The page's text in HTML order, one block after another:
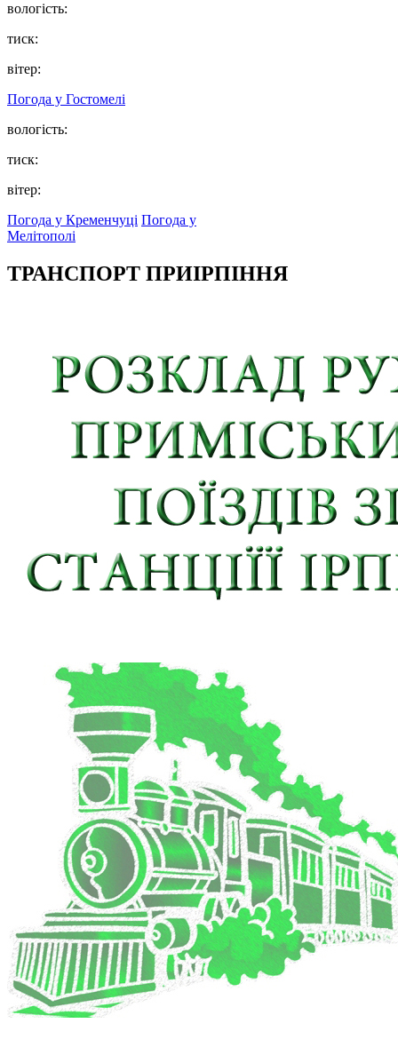
вологість:
тиск:
вітер:
Погода у Гостомелі
вологість:
тиск:
вітер:
Погода у Кременчуці Погода у
Мелітополі
ТРАНСПОРТ ПРИІРПІННЯ